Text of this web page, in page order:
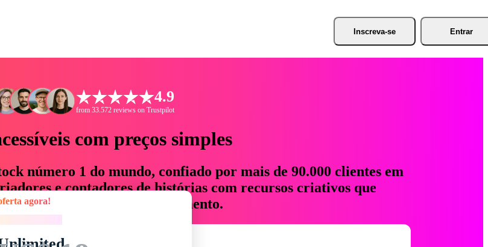
Inscreva-se Entrar
4.9
from 33.572 reviews on Trustpilot
com preços simples
número 1 do mundo, confiado por mais de 90.000 clientes em
e contadores de histórias com recursos criativos que
até 76% em tempo e orçamento.
agora!